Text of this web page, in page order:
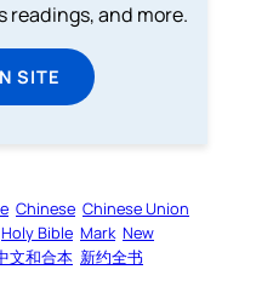
readings, and more.
SITE
Chinese Chinese Union
Holy Bible Mark New
文和合本 新约全书